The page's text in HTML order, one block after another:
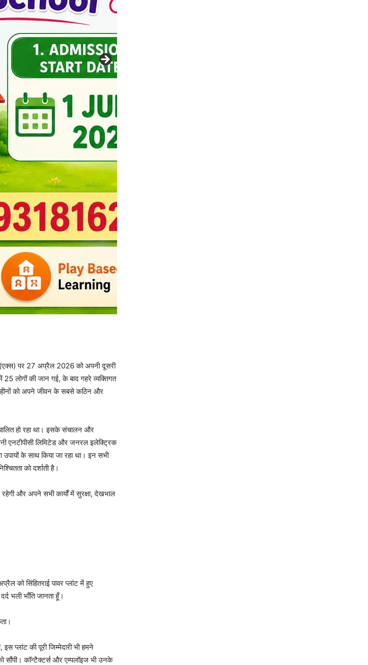
(एक्स) पर 27 अप्रैल 2026 को अपनी दूसरी
लोगों की जान गई, के बाद गहरे व्यक्तिगत
को अपने जीवन के सबसे कठिन और
हो रहा था। इसके संचालन और
एनटीपीसी लिमिटेड और जनरल इलेक्ट्रिक
उपायों के साथ किया जा रहा था। इन सभी
को दर्शाती है।
रहेगी और अपने सभी कार्यों में सुरक्षा, देखभाल
को सिंहितराई पावर प्लांट में हुए
भली भाँति जानता हूँ।
प्लांट की पूरी जिम्मेदारी भी हमने
सौंपी। कॉन्टैक्टर्स और एम्पलॉइज भी उनके